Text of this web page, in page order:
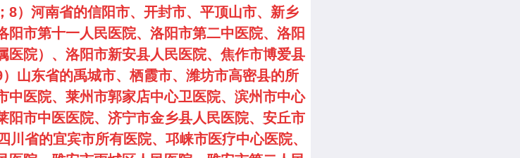
8）河南省的信阳市、开封市、平顶山市、新乡
阳市第十一人民医院、洛阳市第二中医院、洛阳
医院）、洛阳市新安县人民医院、焦作市博爱县
山东省的禹城市、栖霞市、潍坊市高密县的所
中医院、莱州市郭家店中心卫医院、滨州市中心
阳市中医医院、济宁市金乡县人民医院、安丘市
川省的宜宾市所有医院、邛崃市医疗中心医院、